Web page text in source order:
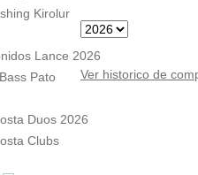
Kirolur
Lance 2026
Pato
Duos 2026
Clubs
Ver historico de